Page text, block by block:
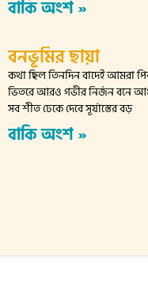
বাকি অংশ »
বনভূমির ছায়া
কথা ছিল তিনদিন বাদেই আমরা
ভিতরে আরও গভীর নির্জন বনে
সব শীত ঢেকে দেবে সূর্যাস্তের বড়
বাকি অংশ »